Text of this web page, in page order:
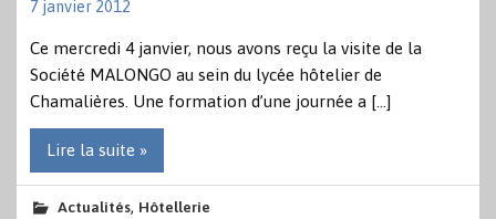
7 janvier 2012
Ce mercredi 4 janvier, nous avons reçu la visite de la
Société MALONGO au sein du lycée hôtelier de
Chamalières. Une formation d’une journée a […]
Lire la suite »
Actualités, Hôtellerie